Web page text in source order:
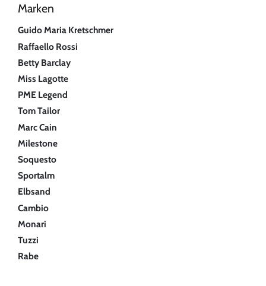
Marken
Guido Maria Kretschmer
Raffaello Rossi
Betty Barclay
Miss Lagotte
PME Legend
Tom Tailor
Marc Cain
Milestone
Soquesto
Sportalm
Elbsand
Cambio
Monari
Tuzzi
Rabe